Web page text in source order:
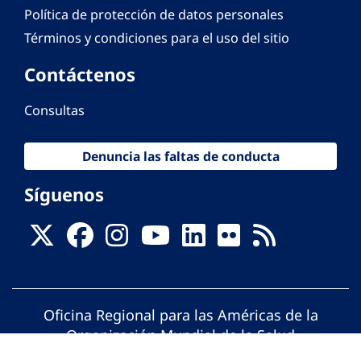
Política de protección de datos personales
Términos y condiciones para el uso del sitio
Contáctenos
Consultas
Denuncia las faltas de conducta
Síguenos
Oficina Regional para las Américas de la